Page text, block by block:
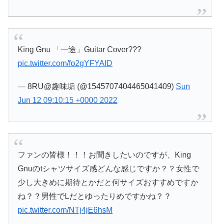
King Gnu 「一途」Guitar Cover???
pic.twitter.com/fo2gYFYAlD
— 8RU@趣味垢 (@1545707404465041409) Sun
Jun 12 09:10:15 +0000 2022
ファンの皆様！！！お聞きしたいのですが、King
Gnuのtシャツサイズ感どんな感じですか？？女性で
少し大きめに期待とかだと何サイズおすすめですか
ね？？男性でLだとゆったりめですかね？？
pic.twitter.com/NTj4jE6hsM